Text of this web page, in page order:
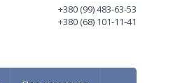
+380 (99) 483-63-53
+380 (68) 101-11-41